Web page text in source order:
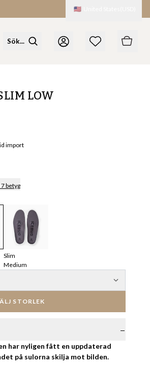
🇺🇸
LOW
import
betyg
Slim
Medium
STORLEK
har nyligen fått en uppdaterad
på sulorna skilja mot bilden.